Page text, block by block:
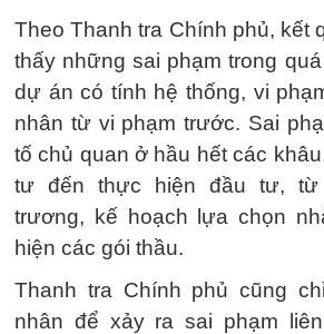
Theo Thanh tra Chính phủ, kết
thấy những sai phạm trong
dự án có tính hệ thống, vi
nhân từ vi phạm trước. Sai
tố chủ quan ở hầu hết các
tư đến thực hiện đầu tư, từ
trương, kế hoạch lựa chọn
hiện các gói thầu.
Thanh tra Chính phủ cũng
nhân để xảy ra sai phạm